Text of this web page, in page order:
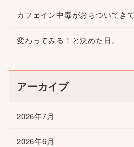
カフェイン中毒がおちついてきて
変わってみる！と決めた日。
アーカイブ
2026年7月
2026年6月